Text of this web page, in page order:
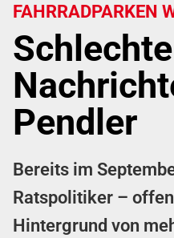
FAHRRADPARKEN
Schlechte
Pendler
Bereits im
Ratspolitiker –
Hintergrund von